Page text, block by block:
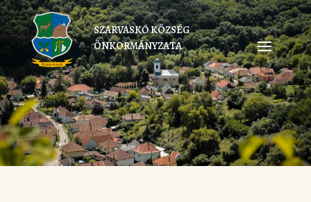
SZARVASKŐ KÖZSÉG
ÖNKORMÁNYZATA